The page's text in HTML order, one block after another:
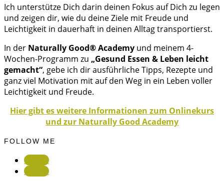
Ich unterstütze Dich darin deinen Fokus auf Dich zu legen
und zeigen dir, wie du deine Ziele mit Freude und
Leichtigkeit in dauerhaft in deinen Alltag transportierst.
In der Naturally Good® Academy und meinem 4-
Wochen-Programm zu „Gesund Essen & Leben leicht
gemacht“, gebe ich dir ausführliche Tipps, Rezepte und
ganz viel Motivation mit auf den Weg in ein Leben voller
Leichtigkeit und Freude.
Hier gibt es weitere Informationen zum Onlinekurs
und zur Naturally Good Academy
FOLLOW ME
Folgen
Folgen